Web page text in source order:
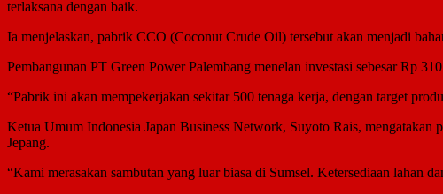
terlaksana dengan baik.
Ia menjelaskan, pabrik CCO (Coconut Crude Oil) tersebut akan menjadi
Pembangunan PT Green Power Palembang menelan investasi sebesar Rp
“Pabrik ini akan mempekerjakan sekitar 500 tenaga kerja, dengan target
Ketua Umum Indonesia Japan Business Network, Suyoto Rais,
Jepang.
“Kami merasakan sambutan yang luar biasa di Sumsel. Ketersediaan lahan